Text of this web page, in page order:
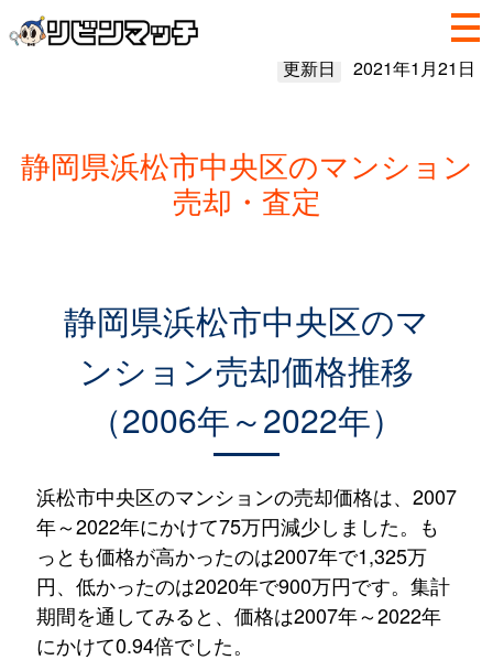
更新日 2021年1月21日
静岡県浜松市中央区のマンション
売却・査定
静岡県浜松市中央区のマ
ンション売却価格推移
（2006年～2022年）
浜松市中央区のマンションの売却価格は、2007
年～2022年にかけて75万円減少しました。も
っとも価格が高かったのは2007年で1,325万
円、低かったのは2020年で900万円です。集計
期間を通してみると、価格は2007年～2022年
にかけて0.94倍でした。